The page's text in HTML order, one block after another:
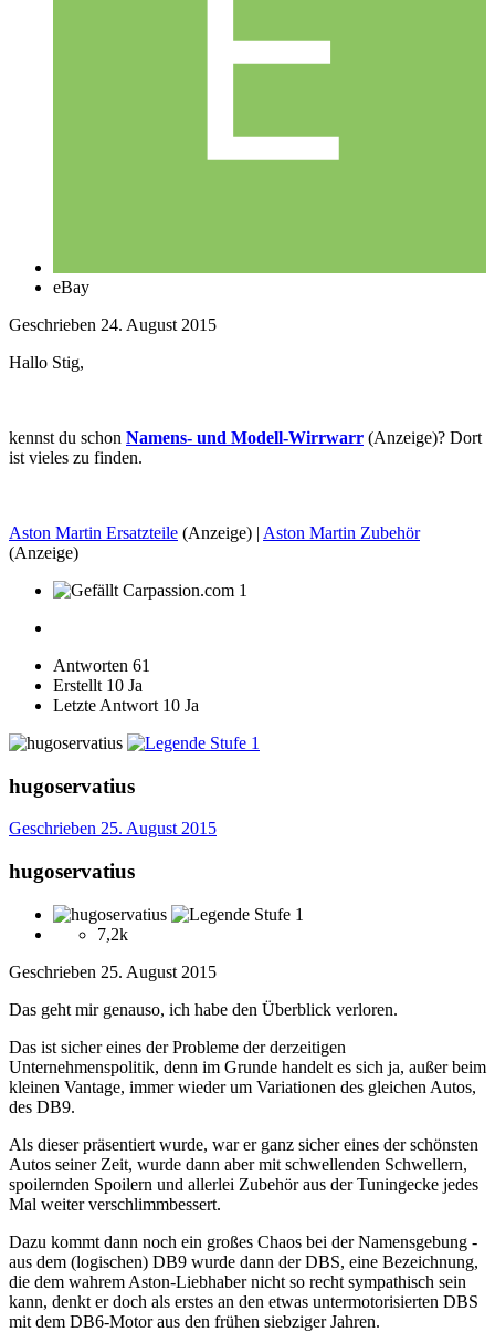
eBay
Geschrieben 24. August 2015
Hallo Stig,
kennst du schon Namens- und Modell-Wirrwarr (Anzeige)? Dort
ist vieles zu finden.
Aston Martin Ersatzteile (Anzeige) | Aston Martin Zubehör
(Anzeige)
1
Antworten 61
Erstellt 10 Ja
Letzte Antwort 10 Ja
hugoservatius
Geschrieben 25. August 2015
hugoservatius
7,2k
Geschrieben 25. August 2015
Das geht mir genauso, ich habe den Überblick verloren.
Das ist sicher eines der Probleme der derzeitigen
Unternehmenspolitik, denn im Grunde handelt es sich ja, außer beim
kleinen Vantage, immer wieder um Variationen des gleichen Autos,
des DB9.
Als dieser präsentiert wurde, war er ganz sicher eines der schönsten
Autos seiner Zeit, wurde dann aber mit schwellenden Schwellern,
spoilernden Spoilern und allerlei Zubehör aus der Tuningecke jedes
Mal weiter verschlimmbessert.
Dazu kommt dann noch ein großes Chaos bei der Namensgebung -
aus dem (logischen) DB9 wurde dann der DBS, eine Bezeichnung,
die dem wahrem Aston-Liebhaber nicht so recht sympathisch sein
kann, denkt er doch als erstes an den etwas untermotorisierten DBS
mit dem DB6-Motor aus den frühen siebziger Jahren.